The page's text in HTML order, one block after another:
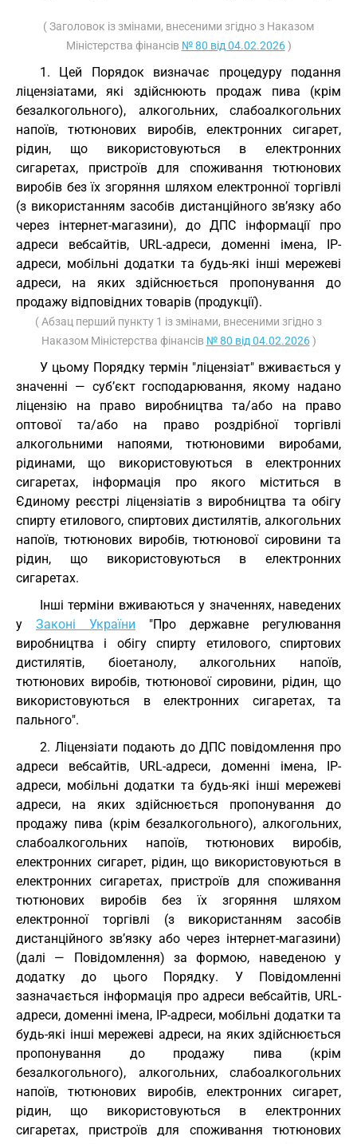
( Заголовок із змінами, внесеними згідно з Наказом
Міністерства фінансів № 80 від 04.02.2026)
1. Цей Порядок визначає процедуру подання
ліцензіатами, які здійснюють продаж пива (крім
безалкогольного), алкогольних, слабоалкогольних
напоїв, тютюнових виробів, електронних сигарет,
рідин, що використовуються в електронних
сигаретах, пристроїв для споживання тютюнових
виробів без їх згоряння шляхом електронної торгівлі
(з використанням засобів дистанційного зв’язку або
через інтернет-магазини), до ДПС інформації про
адреси вебсайтів, URL-адреси, доменні імена, IP-
адреси, мобільні додатки та будь-які інші мережеві
адреси, на яких здійснюється пропонування до
продажу відповідних товарів (продукції).
( Абзац перший пункту 1 із змінами, внесеними згідно з
Наказом Міністерства фінансів № 80 від 04.02.2026)
У цьому Порядку термін "ліцензіат" вживається у
значенні — суб’єкт господарювання, якому надано
ліцензію на право виробництва та/або на право
оптової та/або на право роздрібної торгівлі
алкогольними напоями, тютюновими виробами,
рідинами, що використовуються в електронних
сигаретах, інформація про якого міститься в
Єдиному реєстрі ліцензіатів з виробництва та обігу
спирту етилового, спиртових дистилятів, алкогольних
напоїв, тютюнових виробів, тютюнової сировини та
рідин, що використовуються в електронних
сигаретах.
Інші терміни вживаються у значеннях, наведених
у Законі України "Про державне регулювання
виробництва і обігу спирту етилового, спиртових
дистилятів, біоетанолу, алкогольних напоїв,
тютюнових виробів, тютюнової сировини, рідин, що
використовуються в електронних сигаретах, та
пального".
2. Ліцензіати подають до ДПС повідомлення про
адреси вебсайтів, URL-адреси, доменні імена, IP-
адреси, мобільні додатки та будь-які інші мережеві
адреси, на яких здійснюється пропонування до
продажу пива (крім безалкогольного), алкогольних,
слабоалкогольних напоїв, тютюнових виробів,
електронних сигарет, рідин, що використовуються в
електронних сигаретах, пристроїв для споживання
тютюнових виробів без їх згоряння шляхом
електронної торгівлі (з використанням засобів
дистанційного зв’язку або через інтернет-магазини)
(далі — Повідомлення) за формою, наведеною у
додатку до цього Порядку. У Повідомленні
зазначається інформація про адреси вебсайтів, URL-
адреси, доменні імена, IP-адреси, мобільні додатки та
будь-які інші мережеві адреси, на яких здійснюється
пропонування до продажу пива (крім
безалкогольного), алкогольних, слабоалкогольних
напоїв, тютюнових виробів, електронних сигарет,
рідин, що використовуються в електронних
сигаретах, пристроїв для споживання тютюнових